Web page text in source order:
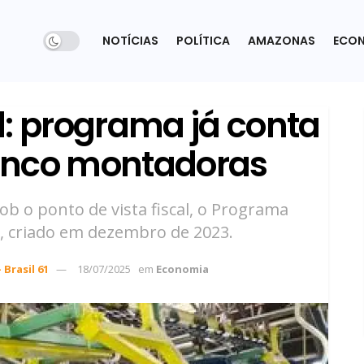
NOTÍCIAS POLÍTICA AMAZONAS
programa já conta
montadoras
o ponto de vista fiscal, o Programa
em dezembro de 2023.
61 18/07/2025 em Economia